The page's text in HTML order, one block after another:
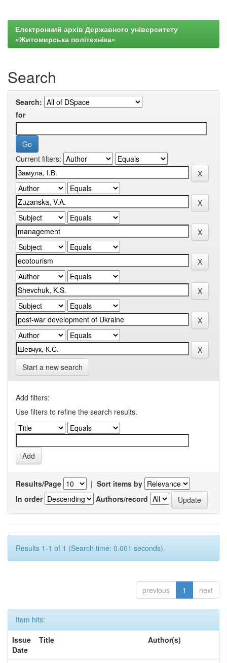
Електронний архів Державного університету
«Житомирська політехніка»
Search
Search:
for
Current filters:
Start a new search
Add filters:
Use filters to refine the search results.
Results/Page | Sort items by
In order
Authors/record
Results 1-1 of 1 (Search time: 0.001 seconds).
previous 1 next
Item hits:
Issue
Date
Title Author(s)